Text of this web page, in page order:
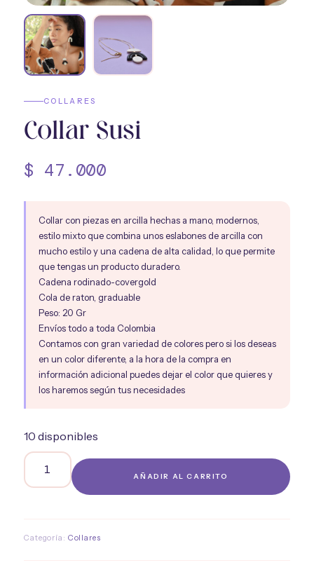
Nosotros
COLLARES
Collar Susi
$ 47.000
Collar con piezas en arcilla hechas a mano, modernos,
estilo mixto que combina unos eslabones de arcilla con
mucho estilo y una cadena de alta calidad, lo que permite
que tengas un producto duradero.
Cadena rodinado-covergold
Cola de raton, graduable
Peso: 20 Gr
Envíos todo a toda Colombia
Contamos con gran variedad de colores pero si los deseas
en un color diferente, a la hora de la compra en
información adicional puedes dejar el color que quieres y
los haremos según tus necesidades
10 disponibles
Collar
AÑADIR AL CARRITO
Categoría: Collares